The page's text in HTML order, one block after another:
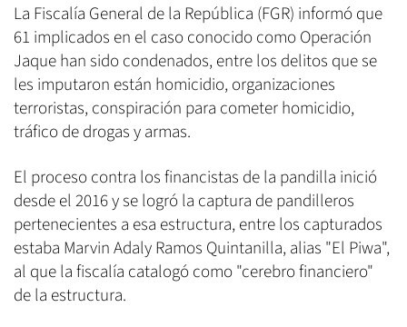
La Fiscalía General de la República (FGR) informó que
61 implicados en el caso conocido como Operación
Jaque han sido condenados, entre los delitos que se
les imputaron están homicidio, organizaciones
terroristas, conspiración para cometer homicidio,
tráfico de drogas y armas.
El proceso contra los financistas de la pandilla inició
desde el 2016 y se logró la captura de pandilleros
pertenecientes a esa estructura, entre los capturados
estaba Marvin Adaly Ramos Quintanilla, alias "El Piwa",
al que la fiscalía catalogó como "cerebro financiero"
de la estructura.